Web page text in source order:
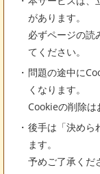
があります。
必ずページの読
てください。
問題の途中に
くなります。
Cookieの削除は
後手は「決めら
ます。
予めご了承くだ